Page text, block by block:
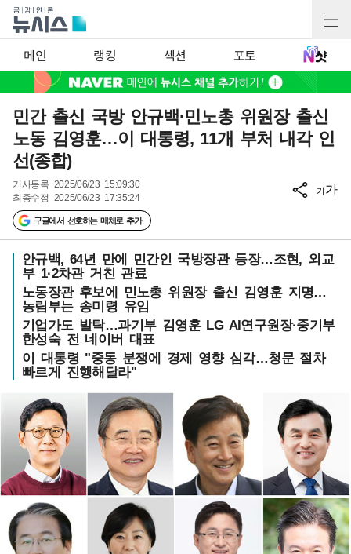
메인 랭킹 섹션 포토
민간 출신 국방 안규백·민노총 위원장 출신
노동 김영훈…이 대통령, 11개 부처 내각 인
선(종합)
기사등록 2025/06/23 15:09:30
최종수정 2025/06/23 17:35:24
구글에서 선호하는 매체로 추가
가가
안규백, 64년 만에 민간인 국방장관 등장…조현, 외교
부 1·2차관 거친 관료
노동장관 후보에 민노총 위원장 출신 김영훈 지명…
농림부는 송미령 유임
기업가도 발탁…과기부 김영훈 LG AI연구원장·중기부
한성숙 전 네이버 대표
이 대통령 "중동 분쟁에 경제 영향 심각…청문 절차
빠르게 진행해달라"